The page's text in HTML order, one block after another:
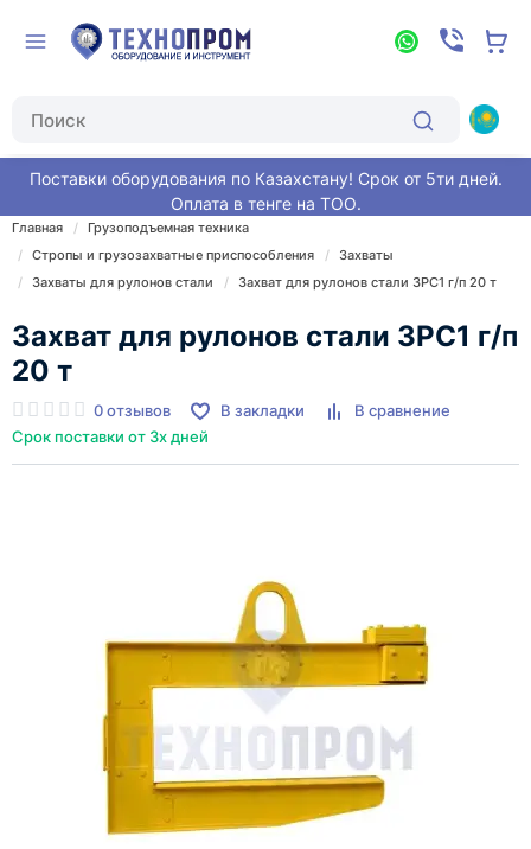
Поставки оборудования по Казахстану! Срок от 5ти дней.
Оплата в тенге на ТОО.
Главная
Грузоподъемная техника
Стропы и грузозахватные приспособления
Захваты
Захваты для рулонов стали
Захват для рулонов стали ЗРС1 г/п 20 т
Захват для рулонов стали ЗРС1 г/п
20 т
0 отзывов В закладки
В сравнение
Срок поставки от 3х дней